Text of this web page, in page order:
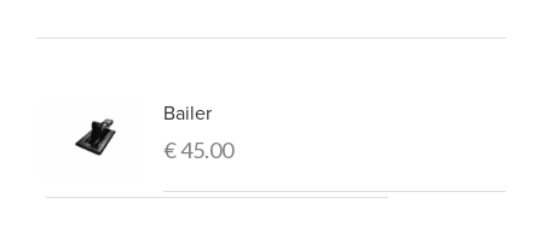
Bailer
€45.00